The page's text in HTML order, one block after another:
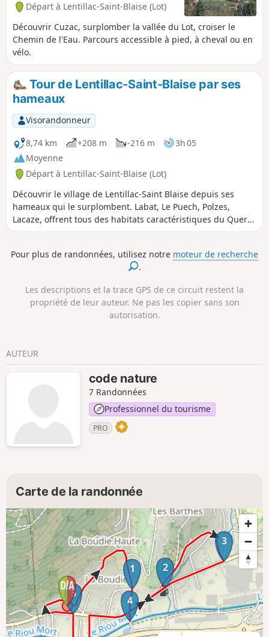
Départ à Lentillac-Saint-Blaise (Lot)
Découvrir Cuzac, surplomber la vallée du Lot, croiser le
Chemin de l'Eau. Parcours accessible à pied, à cheval ou en
vélo.
Tour de Lentillac-Saint-Blaise par ses
hameaux
Visorandonneur
8,74 km
+208 m -216 m
3h 05
Moyenne
Départ à Lentillac-Saint-Blaise (Lot)
Découvrir le village de Lentillac-Saint Blaise depuis ses
hameaux qui le surplombent. Labat, Le Puech, Polzes,
Lacaze, offrent tous des habitats caractéristiques du Quercy
et témoignent de l'activité agricole et vinicole qui s'y
Attention ! Disparition de sentiers aux abords de la carrière,
Pour plus de randonnées, utilisez notre moteur de recherche
.
Les descriptions et la trace GPS de ce circuit restent la
propriété de leur auteur. Ne pas les copier sans son
autorisation.
AUTEUR
code nature
7 Randonnées
Professionnel du tourisme
PRO
Carte de la randonnée
1 2
3
4
5